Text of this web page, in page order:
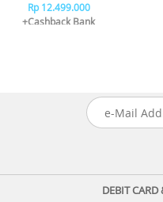
Rp 12.499.000
+Cashback Bank
DEBIT CARD